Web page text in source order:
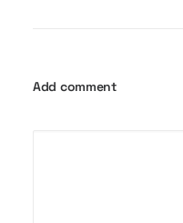
Add comment